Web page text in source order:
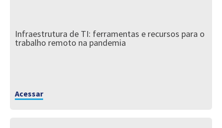
Infraestrutura de TI: ferramentas e recursos para o
trabalho remoto na pandemia
Acessar